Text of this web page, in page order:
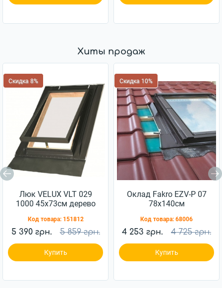
Хиты продаж
Скидка 8%
Люк VELUX VLT 029
1000 45x73см дерево
Код товара: 151812
5 390 грн. 5 859 грн.
Купить
Скидка 10%
Оклад Fakro EZV-P 07
78x140см
Код товара: 68006
4 253 грн. 4 725 грн.
Купить